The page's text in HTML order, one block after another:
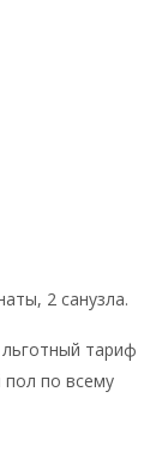
2 санузла.
тариф
пол по всему